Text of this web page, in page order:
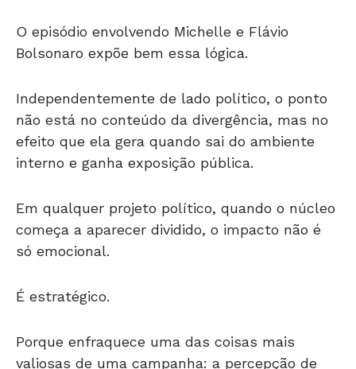
O episódio envolvendo Michelle e Flávio
Bolsonaro expõe bem essa lógica.
Independentemente de lado político, o ponto
não está no conteúdo da divergência, mas no
efeito que ela gera quando sai do ambiente
interno e ganha exposição pública.
Em qualquer projeto político, quando o núcleo
começa a aparecer dividido, o impacto não é
só emocional.
É estratégico.
Porque enfraquece uma das coisas mais
valiosas de uma campanha: a percepção de